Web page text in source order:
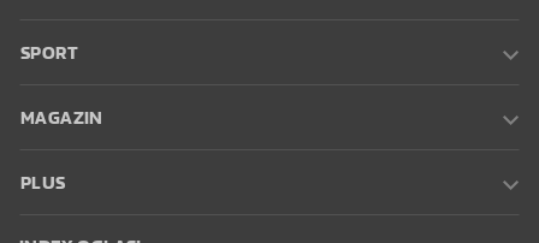
SPORT
MAGAZIN
PLUS